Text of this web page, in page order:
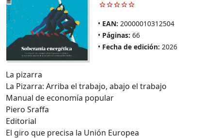
EAN: 20000010312504
Páginas: 66
Fecha de edición: 2026
La pizarra
La Pizarra: Arriba el trabajo, abajo el trabajo
Manual de economía popular
Piero Sraffa
Editorial
El giro que precisa la Unión Europea